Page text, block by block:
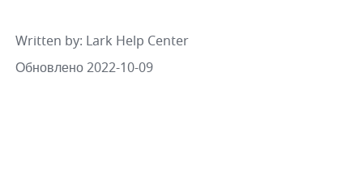
Written by: Lark Help Center
Обновлено 2022-10-09